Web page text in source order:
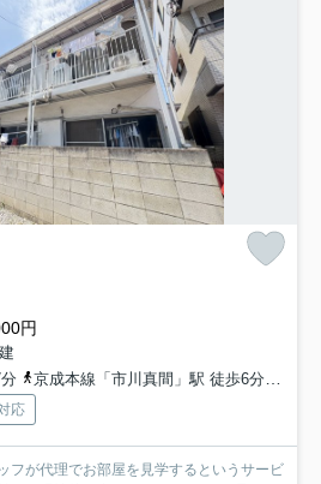
円
京成本線「市川真間」駅 徒歩6分
応
フが代理でお部屋を見学するというサービ